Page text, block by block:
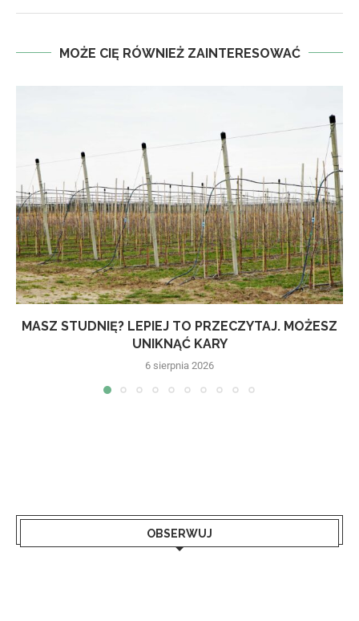
MOŻE CIĘ RÓWNIEŻ ZAINTERESOWAĆ
MASZ STUDNIĘ? LEPIEJ TO PRZECZYTAJ. MOŻESZ
UNIKNĄĆ KARY
6 sierpnia 2026
OBSERWUJ